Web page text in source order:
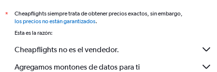
*
Cheapflights siempre trata de obtener precios exactos, sin embargo,
los precios no están garantizados.
Esta es la razón:
Cheapflights no es el vendedor.
Agregamos montones de datos para ti